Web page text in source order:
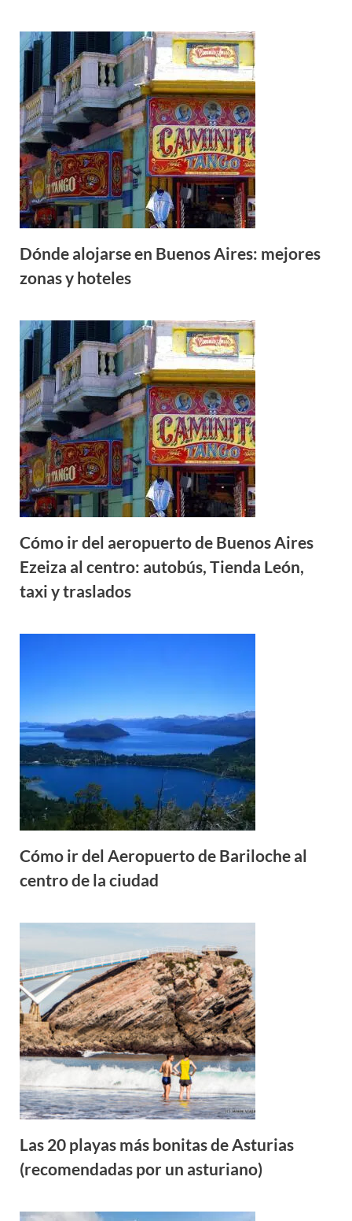
Dónde alojarse en Buenos Aires: mejores
zonas y hoteles
Cómo ir del aeropuerto de Buenos Aires
Ezeiza al centro: autobús, Tienda León,
taxi y traslados
Cómo ir del Aeropuerto de Bariloche al
centro de la ciudad
Las 20 playas más bonitas de Asturias
(recomendadas por un asturiano)